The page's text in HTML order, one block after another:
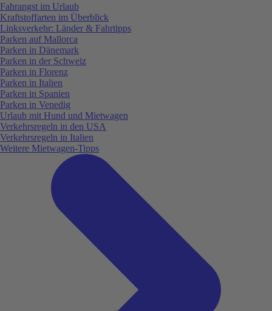
Fahrangst im Urlaub
Kraftstoffarten im Überblick
Linksverkehr: Länder & Fahrtipps
Parken auf Mallorca
Parken in Dänemark
Parken in der Schweiz
Parken in Florenz
Parken in Italien
Parken in Spanien
Parken in Venedig
Urlaub mit Hund und Mietwagen
Verkehrsregeln in den USA
Verkehrsregeln in Italien
Weitere Mietwagen-Tipps